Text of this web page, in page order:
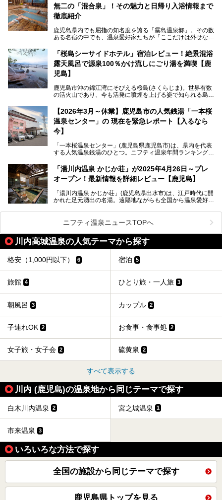
さらに、源泉100％かけ流しのツルツル美肌湯を堪能できる
点にも注目すべき。30年以上全国の温泉を巡った筆者の経
験上、穴場中の穴場と言っても決して過言ではありません。
今回は「ちくりん温泉」の家族風呂・大衆風呂・宿泊施設に
ついて、徹底レビューします！
無二の「混合泉」！その魅力と日帰り入浴情報まで
徹底紹介
鹿児島県内でも屈指の知名度を誇る「霧島温泉郷」。その数
ある名宿の中でも、温泉愛好家たちが「ここだけは外せな
山荘）」です。
最大の魅力は、ここでしか体験できない絶妙なバランスの
「自噴混合泉」。今回は、その極上の湯を心ゆくまで堪能す
べく宿泊し、実際に感じたお湯のちからと宿の魅力を詳しく
レポートします。
また、気軽に立ち寄りたい方のための「日帰り入浴情報」も
併せて解説。温泉マニアをも唸らせる“生きたお湯”の正体に
迫ります。
「桜島シーサイドホテル」宿泊レビュー！絶景混浴
露天風呂で源泉100％かけ流しにごり湯を満喫【鹿
児島】
鹿児島市沖の錦江湾にそびえる桜島(さくらじま)。世界有数
の活火山であり、今も活発に噴煙を上げる姿で知られる島で
ートホテル。最大の魅力が、錦江湾に面した絶景混浴露天風
呂でしょう。源泉100％かけ流しのにごり湯は、多くの温泉
ファンを魅了する存在です。
今回筆者自ら宿泊。桜島シーサイドホテルの“温泉”はじめ、
食事やアクセスなど詳細レビューします。
【2026年3月～休業】鹿児島市の人気銭湯「一本桜
温泉センター」の 現在を緊急レポート【入るなら
今】
「一本桜温泉センター」(鹿児島県鹿児島市)は、県内を代表
する人気温泉銭湯のひとつ。ニフティ温泉年間ランキング2
営業なので、就寝前の入浴や寝起き一番の朝湯など利便性が
抜群！ 多くの常連客やファンでいつも賑わっています。し
かし建物の老朽化に伴い、2026年2月28日24時をもって休
は約2年後を予定しています。
「湯川内温泉 かじか荘」が2025年4月26日～プレ
オープン！最新情報を詳細レビュー【鹿児島】
「湯川内温泉 かじか荘」(鹿児島県出水市)は、江戸時代に開
かれた足元湧出の名湯。遠隔地ながらも全国から温泉愛好家
いえる存在です。2023年にいったん閉館しましたが、その
後経営が変わり、復旧作業を実施。2025年4月26日に日帰
り入浴施設としてプレオープンしました。
筆者自身、閉館中もボランティア作業や取材等で数回現地へ
乗り込みましたが、今回もオープン前日から初日にかけて現
地訪問。リニューアルした浴室・最新情報を中心に、以前と
ニフティ温泉ニュースTOPへ
川内高城温泉の人気テーマから探す
格安（1,000円以下） 6 宿泊 5
旅館 4 ひとり旅・一人旅 3
朝風呂 3 カップル 2
子連れOK 2 お食事・食事処 2
女子旅・女子会 2 硫黄泉 2
すべて表示する
川内 (鹿児島)の温泉地から同じテーマで探す
白木川内温泉 2 宮之城温泉 1
市来温泉 3
いろいろな方法で探す
全国の施設から同じテーマで探す
鹿児島県トップを見る